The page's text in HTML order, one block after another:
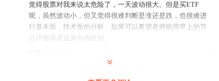
觉得股票对我来说太危险了，一天波动很大。但是买ETF
呢，虽然波动小，但又觉得很难判断是涨还是跌，也很难进
行基本面，技术面的分析。如果可以希望老师能用早上的节
目详细讲讲这其中的区别。